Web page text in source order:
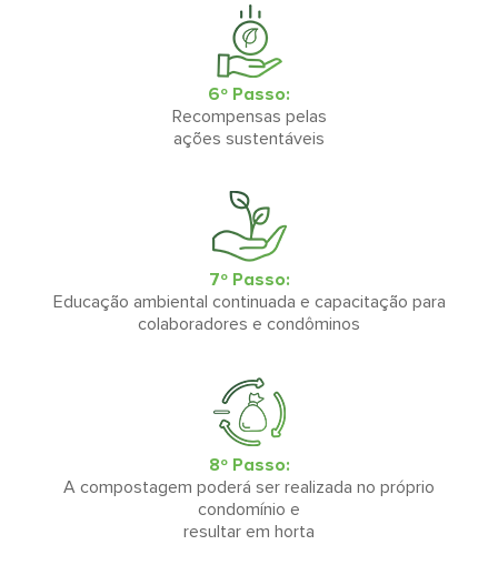
6º Passo:
Recompensas pelas
ações sustentáveis
7º Passo:
Educação ambiental continuada e capacitação para
colaboradores e condôminos
8º Passo:
A compostagem poderá ser realizada no próprio
condomínio e
resultar em horta